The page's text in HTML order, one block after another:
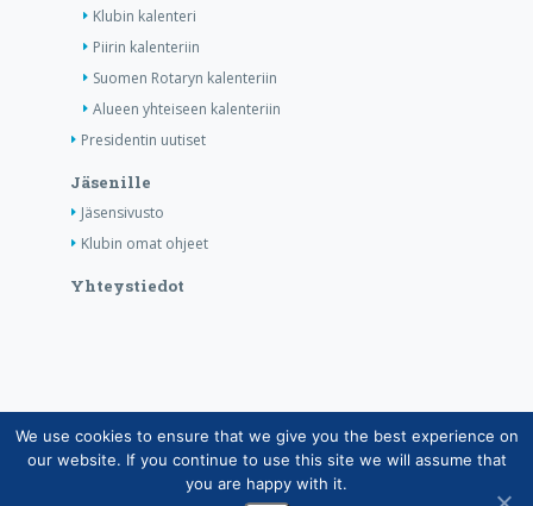
Klubin kalenteri
Piirin kalenteriin
Suomen Rotaryn kalenteriin
Alueen yhteiseen kalenteriin
Presidentin uutiset
Jäsenille
Jäsensivusto
Klubin omat ohjeet
Yhteystiedot
Copyright © Suomen Rotarypalvelu ry 2026 |
Jäsentietojärjestelmän tietosuojaseloste|Henkilötietojen
käsittely Rotarytoiminnassa
We use cookies to ensure that we give you the best experience on
our website. If you continue to use this site we will assume that
you are happy with it.